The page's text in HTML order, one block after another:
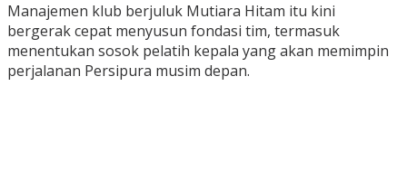
Manajemen klub berjuluk Mutiara Hitam itu kini
bergerak cepat menyusun fondasi tim, termasuk
menentukan sosok pelatih kepala yang akan memimpin
perjalanan Persipura musim depan.